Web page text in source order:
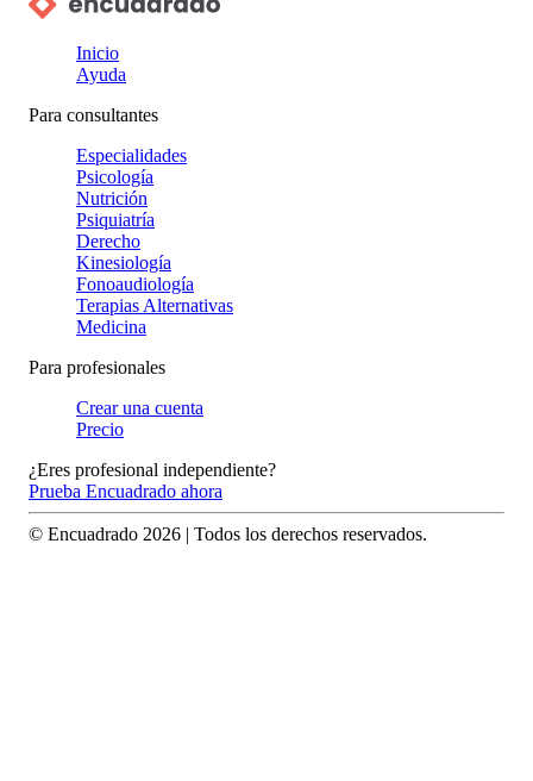
Inicio
Ayuda
Para consultantes
Especialidades
Psicología
Nutrición
Psiquiatría
Derecho
Kinesiología
Fonoaudiología
Terapias Alternativas
Medicina
Para profesionales
Crear una cuenta
Precio
¿Eres profesional independiente?
Prueba Encuadrado ahora
© Encuadrado 2026 | Todos los derechos reservados.